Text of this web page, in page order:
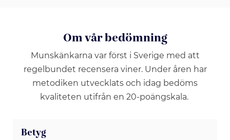
Om vår bedömning
Munskänkarna var först i Sverige med att
regelbundet recensera viner. Under åren har
metodiken utvecklats och idag bedöms
kvaliteten utifrån en 20-poängskala.
Betyg